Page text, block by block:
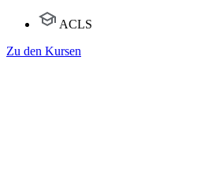
ACLS
Zu den Kursen